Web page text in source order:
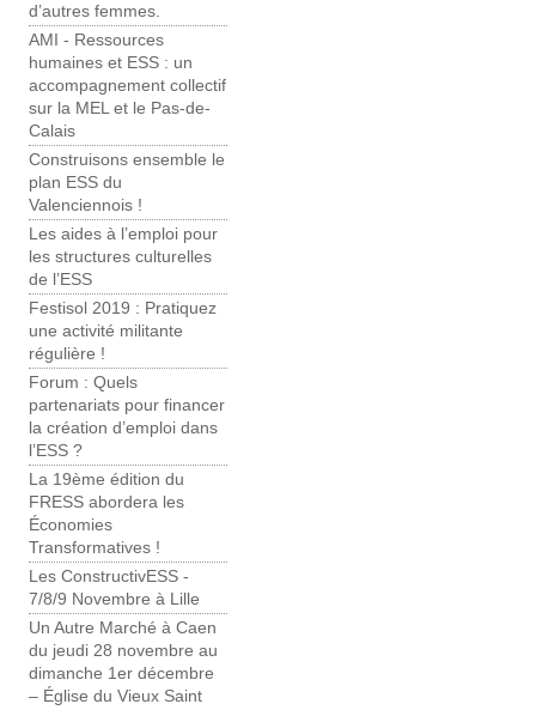
d’autres femmes.
AMI - Ressources
humaines et ESS : un
accompagnement collectif
sur la MEL et le Pas-de-
Calais
Construisons ensemble le
plan ESS du
Valenciennois !
Les aides à l’emploi pour
les structures culturelles
de l’ESS
Festisol 2019 : Pratiquez
une activité militante
régulière !
Forum : Quels
partenariats pour financer
la création d’emploi dans
l’ESS ?
La 19ème édition du
FRESS abordera les
Économies
Transformatives !
Les ConstructivESS -
7/8/9 Novembre à Lille
Un Autre Marché à Caen
du jeudi 28 novembre au
dimanche 1er décembre
– Église du Vieux Saint